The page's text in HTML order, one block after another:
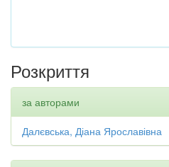
Розкриття
за авторами
Далєвська, Діана Ярославівна